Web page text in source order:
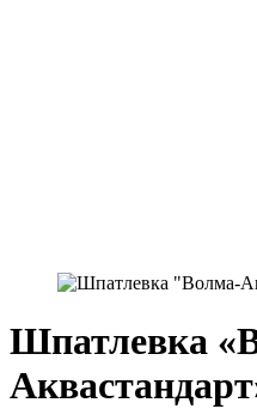
Шпатлевка